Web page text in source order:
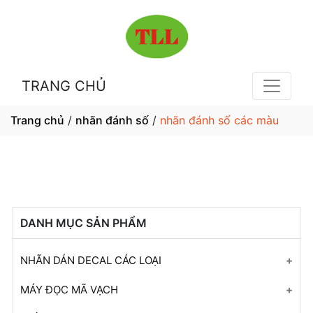
TRANG CHỦ
Trang chủ / nhãn đánh số / nhãn đánh số các màu
DANH MỤC SẢN PHẨM
NHÃN DÁN DECAL CÁC LOẠI
Nhãn dán túi
MÁY ĐỌC MÃ VẠCH